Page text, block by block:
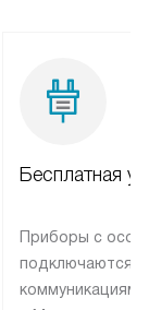
Бесплатная
Приборы с
подключаются к
коммуникациям